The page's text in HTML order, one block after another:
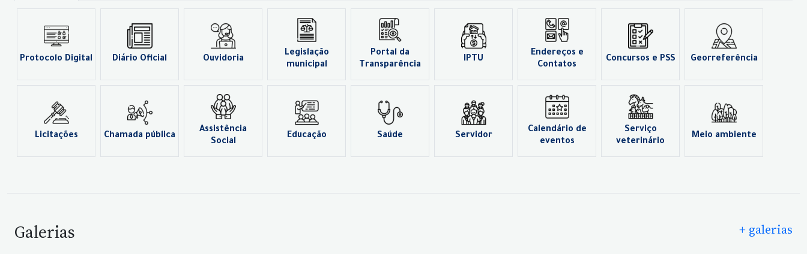
Protocolo Digital Diário Oficial Ouvidoria
Legislação
municipal
Portal da
Transparência
IPTU
Endereços e
Contatos
Concursos e PSS Georreferência
Licitações Chamada pública
Assistência
Social
Educação Saúde Servidor
Calendário de
eventos
Serviço
veterinário
Meio ambiente
Galerias + galerias